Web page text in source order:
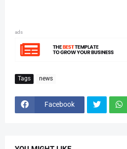
ads
Tags news
Facebook